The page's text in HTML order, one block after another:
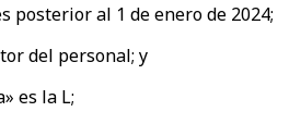
posterior al 1 de enero de 2024;
del personal; y
es la L;